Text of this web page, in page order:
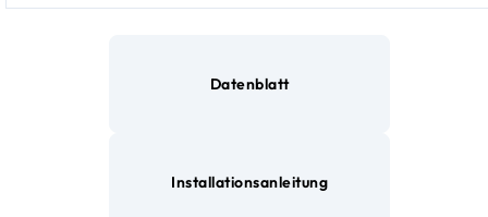
Datenblatt
Installationsanleitung